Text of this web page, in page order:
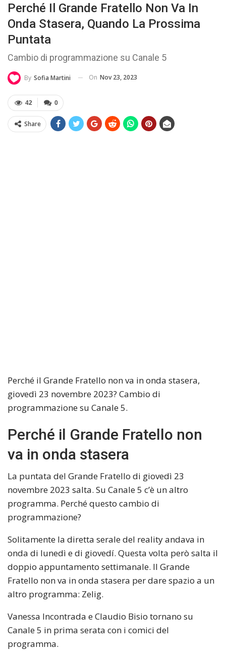
Perché Il Grande Fratello Non Va In
Onda Stasera, Quando La Prossima
Puntata
Cambio di programmazione su Canale 5
By Sofia Martini On Nov 23, 2023
0
42
Share
Perché il Grande Fratello non va in onda stasera,
giovedì 23 novembre 2023? Cambio di
programmazione su Canale 5.
Perché il Grande Fratello non
va in onda stasera
La puntata del Grande Fratello di giovedì 23
novembre 2023 salta. Su Canale 5 c’è un altro
programma. Perché questo cambio di
programmazione?
Solitamente la diretta serale del reality andava in
onda di lunedì e di giovedí. Questa volta però salta il
doppio appuntamento settimanale. Il Grande
Fratello non va in onda stasera per dare spazio a un
altro programma: Zelig.
Vanessa Incontrada e Claudio Bisio tornano su
Canale 5 in prima serata con i comici del
programma.